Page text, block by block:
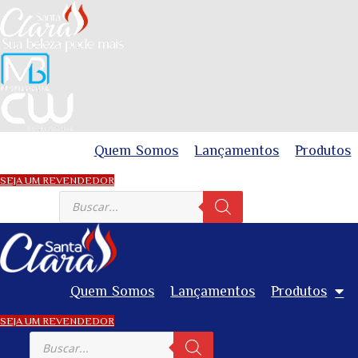
Skip
to
content
Quem Somos Lançamentos Produtos
SEJA UM REVENDEDOR
Pesquisar
produtos
Quem Somos Lançamentos Produtos
SEJA UM REVENDEDOR
Pesquisar
produtos